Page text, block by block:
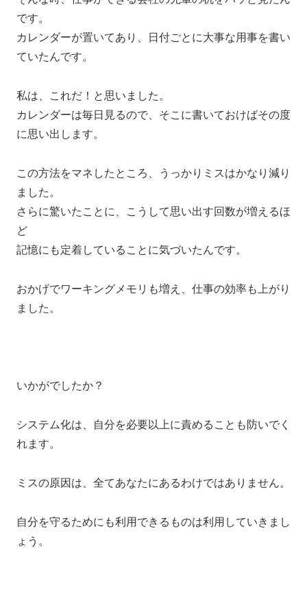
です。
カレンダーが置いてあり、日付ごとに大事な用事を書い
ていたんです。
私は、これだ！と思いました。
カレンダーは毎日見るので、そこに書いておけばその度
に思い出します。
この方法をマネしたところ、うっかりミスはかなり減り
ました。
さらに驚いたことに、こうして思い出す回数が増えるほ
ど
記憶にも定着していることに気づいたんです。
おかげでワーキングメモリも増え、仕事の効率も上がり
ました。
いかがでしたか？
システム化は、自分を必要以上に責めることも防いでく
れます。
ミスの原因は、全てあなたにあるわけではありません。
自分を守るためにも利用できるものは利用していきまし
ょう。